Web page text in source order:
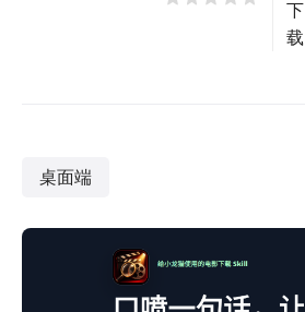
下
载
桌面端